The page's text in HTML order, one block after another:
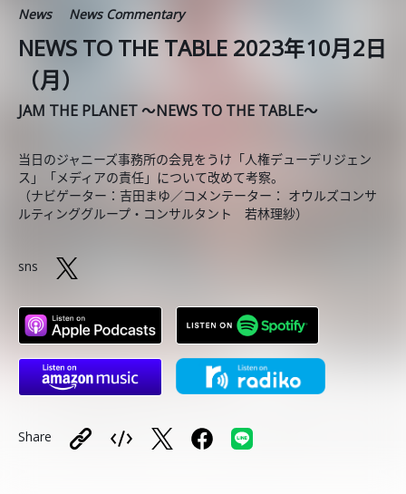
News News Commentary
NEWS TO THE TABLE 2023年10月2日
（月）
JAM THE PLANET ～NEWS TO THE TABLE～
当日のジャニーズ事務所の会見をうけ「人権デューデリジェン
ス」「メディアの責任」について改めて考察。
（ナビゲーター：吉田まゆ／コメンテーター： オウルズコンサ
ルティンググループ・コンサルタント 若林理紗）
sns
Share